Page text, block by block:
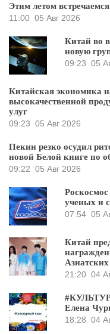
Этим летом
11:00 05 Авг 2026
Китай во
новую
09:23 05
Китайская экономика
высокачественной
улуг
09:23 05 Авг 2026
Пекин резко осудил
новой Белой книге по
09:22 05 Авг 2026
ученых и
07:54 05
Китай
21:20 04
Елена
18:28 04